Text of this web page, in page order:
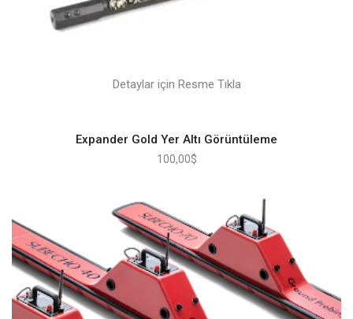
Detaylar için Resme Tıkla
Expander Gold Yer Altı Görüntüleme
100,00$